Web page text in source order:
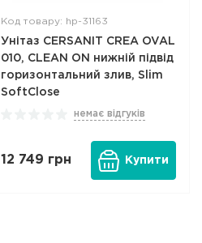
Код товару: hp-31163
Унітаз CERSANIT CREA OVAL
010, CLEAN ON нижній підвід
горизонтальний злив, Slim
SoftClose
немає відгуків
12 749 грн Купити